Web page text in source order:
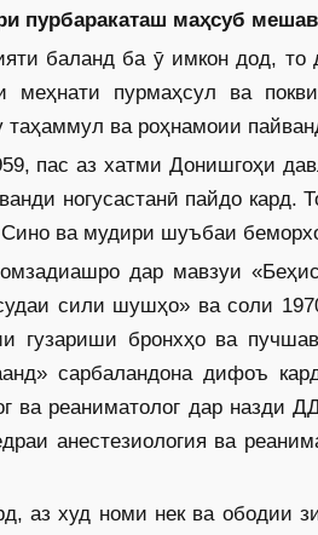
пурбаракаташ маҳсуб
баланд ба ӯ имкон дод, то
меҳнати пурмаҳсул ва
таҳаммул ва роҳнамоии
пас аз хатми Донишгоҳи
ногусастанӣ пайдо
ва мудири шуъбаи
дар мавзуи
сили шушҳо» ва соли
гузариши бронхҳо ва
сарбаландона дифоъ
ва реаниматолог дар
анес­тезиология ва
аз худ номи нек ва ободии